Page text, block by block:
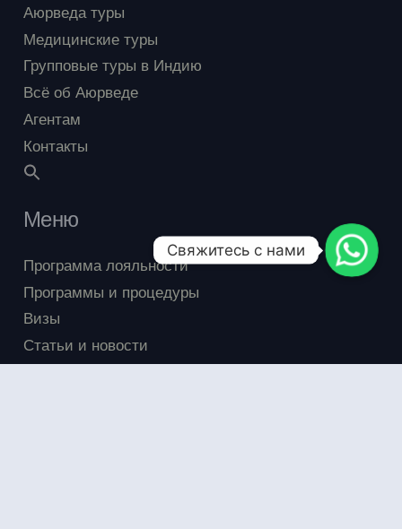
Аюрведа туры
Медицинские туры
Групповые туры в Индию
Всё об Аюрведе
Агентам
Контакты
Меню
Программа лояльности
Программы и процедуры
Визы
Статьи и новости
Свяжитесь с нами